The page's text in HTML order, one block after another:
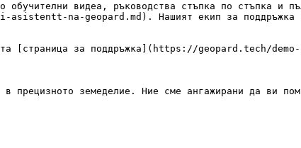
видеа, ръководства стъпка по стъпка и
na-geopard.md). Нашият екип за поддръжка
[страница за поддръжка](https://geopard.tech/
прецизното земеделие. Ние сме ангажирани да ви